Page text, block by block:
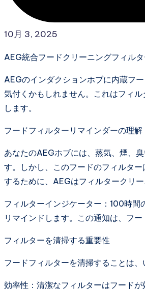
10月 3, 2025
AEG統合フードクリーニングフィル
AEGのインダクションホブに内蔵フ
気付くかもしれません。これはフィ
します。
フードフィルターリマインダーの理解
あなたのAEGホブには、蒸気、煙、
す。しかし、このフードのフィルタ
するために、AEGはフィルタークリ
フィルターインジケーター：100時間
リマインドします。この通知は、フ
フィルターを清掃する重要性
フードフィルターを清掃することは、
効率性：清潔なフィルターはフード